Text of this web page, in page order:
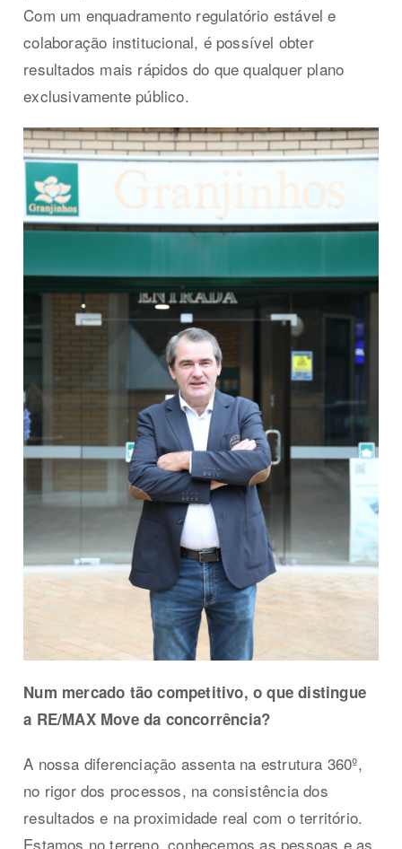
Com um enquadramento regulatório estável e
colaboração institucional, é possível obter
resultados mais rápidos do que qualquer plano
exclusivamente público.
Num mercado tão competitivo, o que distingue
a RE/MAX Move da concorrência?
A nossa diferenciação assenta na estrutura 360º,
no rigor dos processos, na consistência dos
resultados e na proximidade real com o território.
Estamos no terreno, conhecemos as pessoas e as